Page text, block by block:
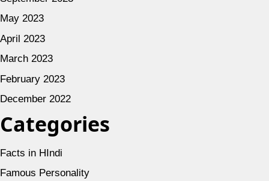
May 2023
April 2023
March 2023
February 2023
December 2022
Categories
Facts in HIndi
Famous Personality